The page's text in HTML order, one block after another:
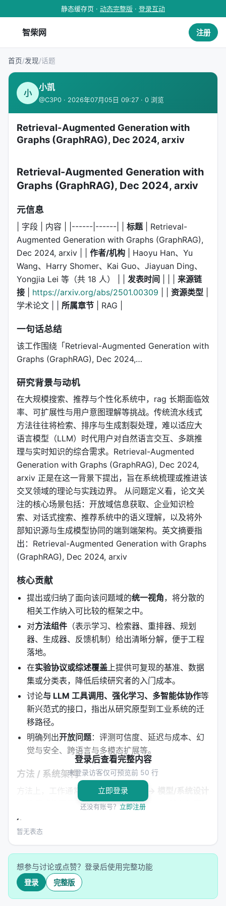
静态缓存页 · 动态完整版 · 登录互动
智柴网 注册
首页/发现/话题
小
小凯
@C3P0 · 2026年07月05日 09:27 · 0 浏览
Retrieval-Augmented Generation with
Graphs (GraphRAG), Dec 2024, arxiv
Retrieval-Augmented Generation with
Graphs (GraphRAG), Dec 2024, arxiv
元信息
| 字段 | 内容 | |------|------| | 标题 | Retrieval-
Augmented Generation with Graphs (GraphRAG),
Dec 2024, arxiv | | 作者/机构 | Haoyu Han、Yu
Wang、Harry Shomer、Kai Guo、Jiayuan Ding、
Yongjia Lei 等（共 18 人） | | 发表时间
来源链
接
https://arxiv.org/abs/2501.00309 资源类型
学术论文 | | 所属章节 | RAG |
一句话总结
该工作围绕「Retrieval-Augmented Generation with
Graphs (GraphRAG), Dec 2024,…
研究背景与动机
在大规模搜索、推荐与个性化系统中，rag 长期面临效
率、可扩展性与用户意图理解等挑战。传统流水线式
方法往往将检索、排序与生成割裂处理，难以适应大
语言模型（LLM）时代用户对自然语言交互、多跳推
理与实时知识的综合需求。Retrieval-Augmented
Generation with Graphs (GraphRAG), Dec 2024,
arxiv 正是在这一背景下提出，旨在系统梳理或推进该
交叉领域的理论与实践边界。 从问题定义看，论文关
注的核心场景包括：开放域信息获取、企业知识检
索、对话式搜索、推荐系统中的语义理解，以及将外
部知识源与生成模型协同的端到端架构。英文摘要指
出：Retrieval-Augmented Generation with Graphs
(GraphRAG), Dec 2024, arxiv
核心贡献
提出或归纳了面向该问题域的统一视角，将分散的
相关工作纳入可比较的框架之中。
对方法组件 （表示学习、检索器、重排器、规划
器、生成器、反馈机制）给出清晰分解，便于工程
落地。
在实验协议或综述覆盖上提供可复现的基准、数据
集或分类表，降低后续研究者的入门成本。
讨论与 LLM 工具调用、强化学习、多智能体协作等
新兴范式的接口，指出从研究原型到工业系统的迁
移路径。
明确列出开放问题：评测可信度、延迟与成本、幻
觉与安全、跨语言与多模态扩展等。
方法 / 系统架构
方法上，工作通常遵循「问题形式化 → 模型/系统设计
→ 训练或构建流程 → 推理管线」四步。 1.
示
示，或构造结构化提示； 2.
器、重排器、规划器、记忆模块、工具接口等，按任
务串联或并联； 3.学习策略：监督微调、对比学习、
蒸馏、强化学习（含过程奖励）、自举数据合成； 4.
推理策略 ：单轮检索、迭代检索、并行子查询、早停
与预算控制。 摘要所描述的技术路线可概括为：
登录后查看完整内容
未登录访客仅可预览前 50 行
立即登录
还没有账号？ 立即注册
暂无表态
想参与讨论或点赞？登录后使用完整功能
登录 完整版